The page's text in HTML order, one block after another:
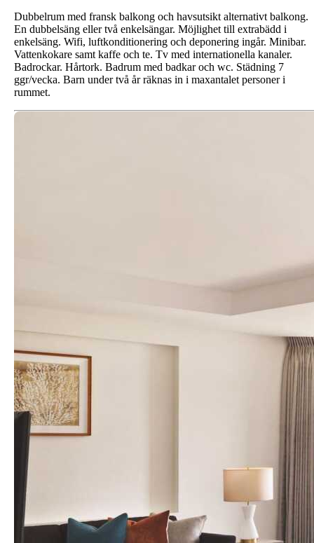
Dubbelrum med fransk balkong och havsutsikt alternativt balkong.
En dubbelsäng eller två enkelsängar. Möjlighet till extrabädd i
enkelsäng. Wifi, luftkonditionering och deponering ingår. Minibar.
Vattenkokare samt kaffe och te. Tv med internationella kanaler.
Badrockar. Hårtork. Badrum med badkar och wc. Städning 7
ggr/vecka. Barn under två år räknas in i maxantalet personer i
rummet.